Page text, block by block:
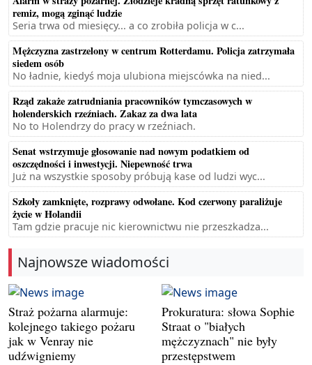
remiz, mogą zginąć ludzie
Seria trwa od miesięcy... a co zrobiła policja w c...
Mężczyzna zastrzelony w centrum Rotterdamu. Policja zatrzymała
siedem osób
No ładnie, kiedyś moja ulubiona miejscówka na nied...
Rząd zakaże zatrudniania pracowników tymczasowych w
holenderskich rzeźniach. Zakaz za dwa lata
No to Holendrzy do pracy w rzeźniach.
Senat wstrzymuje głosowanie nad nowym podatkiem od
oszczędności i inwestycji. Niepewność trwa
Już na wszystkie sposoby próbują kase od ludzi wyc...
Szkoły zamknięte, rozprawy odwołane. Kod czerwony paraliżuje
życie w Holandii
Tam gdzie pracuje nic kierownictwu nie przeszkadza...
Najnowsze wiadomości
Straż pożarna alarmuje:
kolejnego takiego pożaru
jak w Venray nie
udźwigniemy
Prokuratura: słowa Sophie
Straat o "białych
mężczyznach" nie były
przestępstwem